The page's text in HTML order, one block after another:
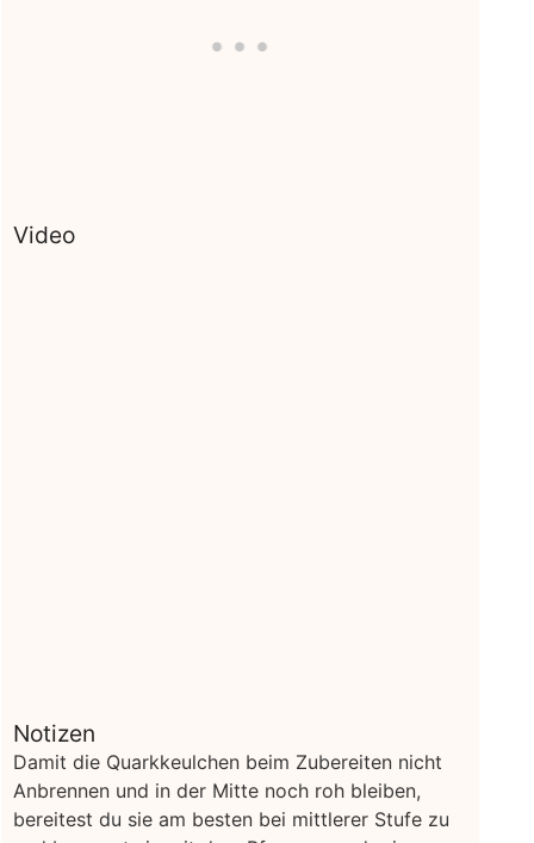
Video
Notizen
Damit die Quarkkeulchen beim Zubereiten nicht
Anbrennen und in der Mitte noch roh bleiben,
bereitest du sie am besten bei mittlerer Stufe zu